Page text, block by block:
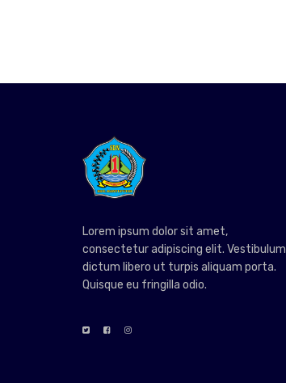
Lorem ipsum dolor sit amet,
consectetur adipiscing elit. Vestibulum
dictum libero ut turpis aliquam porta.
Quisque eu fringilla odio.